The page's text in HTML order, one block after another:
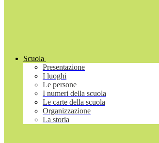
Scuola
Presentazione
I luoghi
Le persone
I numeri della scuola
Le carte della scuola
Organizzazione
La storia